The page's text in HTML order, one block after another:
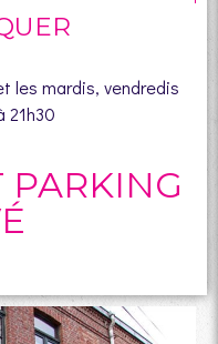
les mardis, vendredis
21h30
PARKING